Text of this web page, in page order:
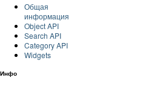
Общая
информация
Object API
Search API
Category API
Widgets
Инфо